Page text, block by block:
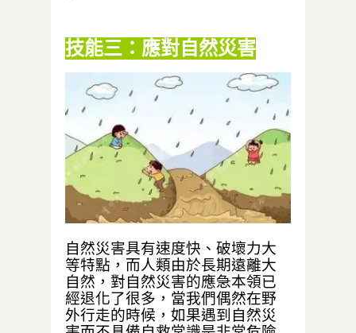
技能三：應對自然災害
自然災害具有速度快、破壞力大
等特點，而人類由於長期遠離大
自然，對自然災害的應急本領已
經退化了很多，當我們偶然在野
外行走的時候，如果遇到自然災